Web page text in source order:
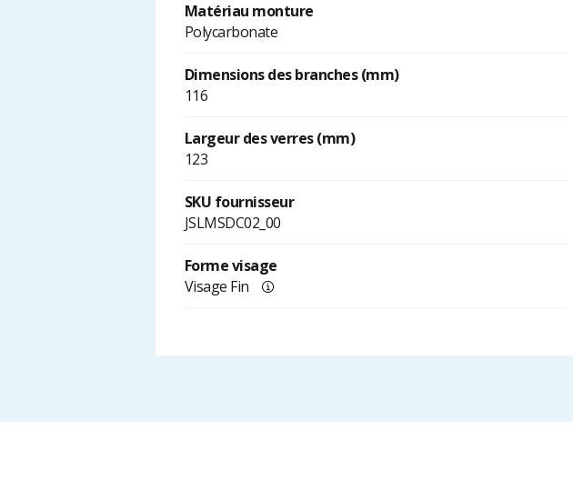
Matériau monture
Polycarbonate
Dimensions des branches (mm)
116
Largeur des verres (mm)
123
SKU fournisseur
JSLMSDC02_00
Forme visage
Visage Fin